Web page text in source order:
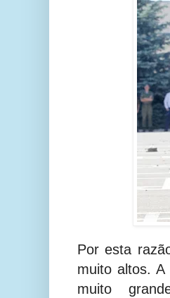
Por esta
muito altos.
muito